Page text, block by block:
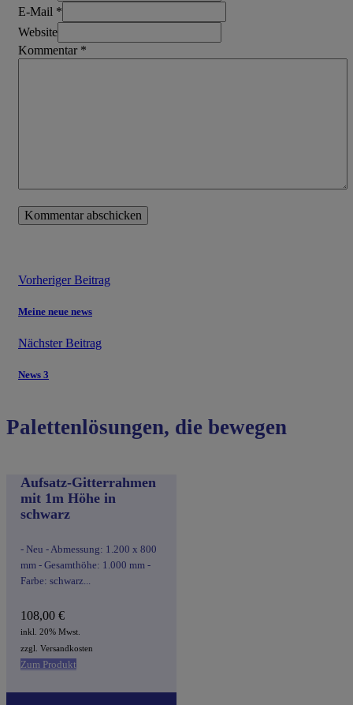
E-Mail *
Website
Kommentar *
Vorheriger Beitrag
Meine neue news
Nächster Beitrag
News 3
Palettenlösungen, die bewegen
Aufsatz-Gitterrahmen
mit 1m Höhe in
schwarz
- Neu - Abmessung: 1.200 x 800
mm - Gesamthöhe: 1.000 mm -
Farbe: schwarz...
108,00€
inkl. 20% Mwst.
zzgl. Versandkosten
Zum Produkt